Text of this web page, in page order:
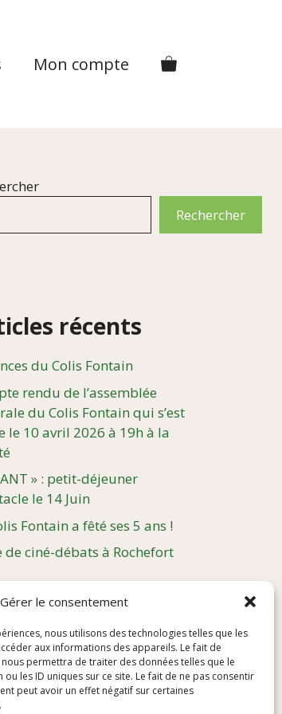
Gérer le consentement
nous utilisons des technologies telles que les
aux informations des appareils. Le fait de
permettra de traiter des données telles que le
les ID uniques sur ce site. Le fait de ne pas consentir
peut avoir un effet négatif sur certaines
Mon compte
Rechercher
récents
du Colis Fontain
rendu de l’assemblée
du Colis Fontain qui s’est
le 10 avril 2026 à 19h à la
» : petit-déjeuner
le 14 Juin
Fontain a fêté ses 5 ans !
de ciné-débats à Rochefort